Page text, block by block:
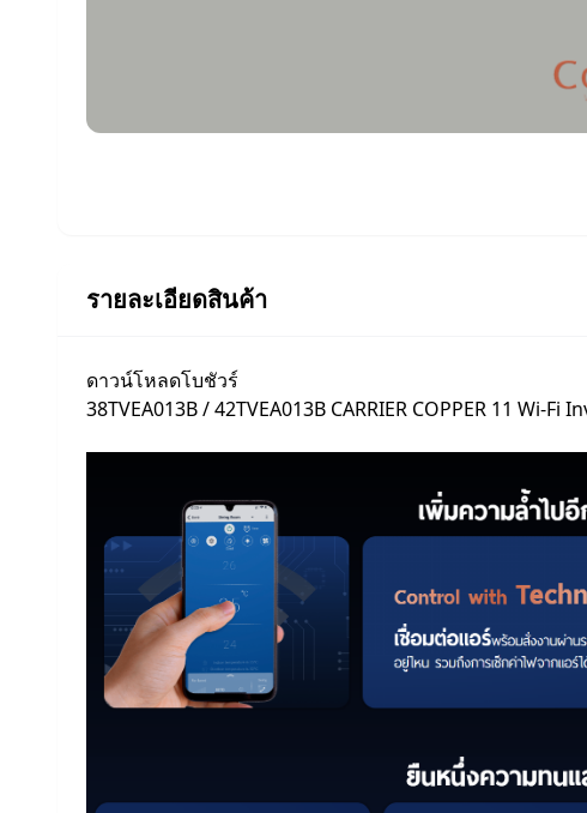
รายละเอียดสินค้า
ดาวน์โหลดโบชัวร์
38TVEA013B / 42TVEA013B CARRIER COPPER 11